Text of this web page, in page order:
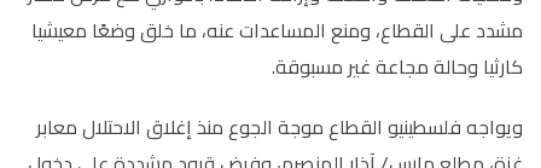
مشدد على القطاع، ومنع المساعدات عنه، ما خلق وضعًا معيشيا
كارثيا وحالة مجاعة غير مسبوقة.
ويواجه فلسطينيو القطاع موجة الجوع منذ إغلاق الاحتلال معابر